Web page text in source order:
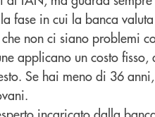
fase in cui la banca
non ci siano problemi
applicano un costo fisso,
Se hai meno di 36